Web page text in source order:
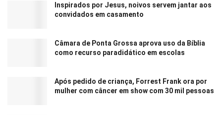
Inspirados por Jesus, noivos servem jantar aos
convidados em casamento
Câmara de Ponta Grossa aprova uso da Bíblia
como recurso paradidático em escolas
Após pedido de criança, Forrest Frank ora por
mulher com câncer em show com 30 mil pessoas